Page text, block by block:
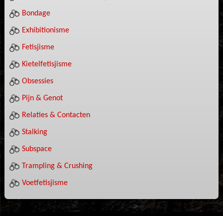
Bondage
Exhibitionisme
Fetisjisme
Kietelfetisjisme
Obsessies
Pijn & Genot
Relaties & Contacten
Stalking
Subspace
Trampling & Crushing
Voetfetisjisme